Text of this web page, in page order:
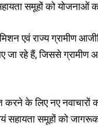
समूहों को योजनाओं
एवं राज्य ग्रामीण
रहे हैं, जिससे ग्रामीण
के लिए नए नवाचारों
सहायता समूहों को